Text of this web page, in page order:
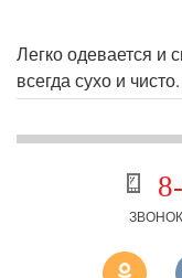
Легко одевается и
всегда сухо и